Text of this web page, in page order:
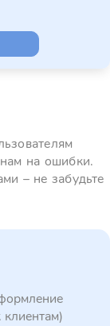
на ошибки.
– не забудьте